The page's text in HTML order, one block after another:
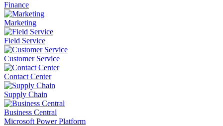
Finance
Marketing
Field Service
Customer Service
Contact Center
Supply Chain
Business Central
Microsoft Power Platform